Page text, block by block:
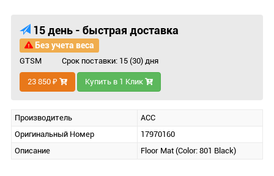
15 день - быстрая доставка
Без учета веса
GTSM Срок поставки: 15 (30) дня
23 850 ₽ Купить в 1 Клик
Производитель
ACC
Оригинальный Номер
17970160
Описание
Floor Mat (Color: 801 Black)